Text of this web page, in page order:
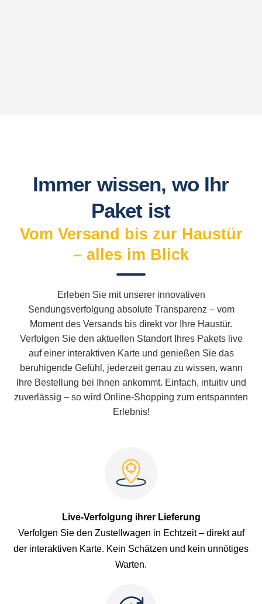
Immer wissen, wo Ihr
Paket ist
Vom Versand bis zur Haustür
– alles im Blick
Erleben Sie mit unserer innovativen
Sendungsverfolgung absolute Transparenz – vom
Moment des Versands bis direkt vor Ihre Haustür.
Verfolgen Sie den aktuellen Standort Ihres Pakets live
auf einer interaktiven Karte und genießen Sie das
beruhigende Gefühl, jederzeit genau zu wissen, wann
Ihre Bestellung bei Ihnen ankommt. Einfach, intuitiv und
zuverlässig – so wird Online-Shopping zum entspannten
Erlebnis!
Live-Verfolgung ihrer Lieferung
Verfolgen Sie den Zustellwagen in Echtzeit – direkt auf
der interaktiven Karte. Kein Schätzen und kein unnötiges
Warten.